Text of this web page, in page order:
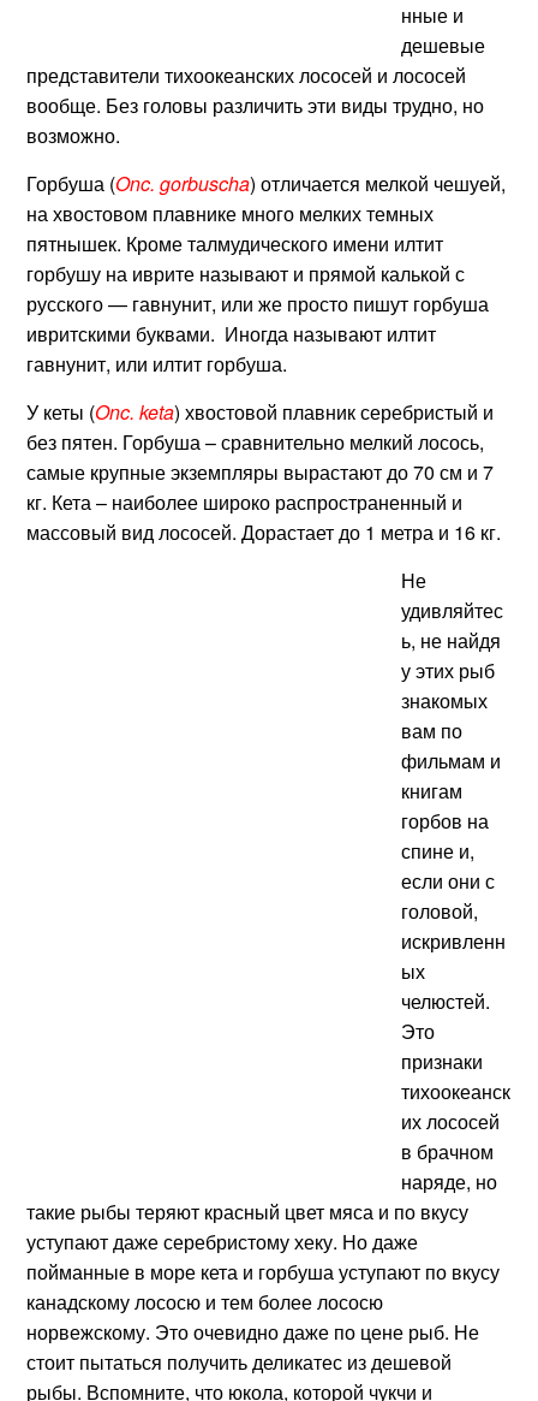
нные и
дешевые
представители тихоокеанских лососей и лососей
вообще. Без головы различить эти виды трудно, но
возможно.
Горбуша (Onc. gorbuscha) отличается мелкой чешуей,
на хвостовом плавнике много мелких темных
пятнышек. Кроме талмудического имени илтит
горбушу на иврите называют и прямой калькой с
русского — гавнунит, или же просто пишут горбуша
ивритскими буквами. Иногда называют илтит
гавнунит, или илтит горбуша.
У кеты (Onc. keta) хвостовой плавник серебристый и
без пятен. Горбуша – сравнительно мелкий лосось,
самые крупные экземпляры вырастают до 70 см и 7
кг. Кета – наиболее широко распространенный и
массовый вид лососей. Дорастает до 1 метра и 16 кг.
Не
удивляйтес
ь, не найдя
у этих рыб
знакомых
вам по
фильмам и
книгам
горбов на
спине и,
если они с
головой,
искривленн
ых
челюстей.
Это
признаки
тихоокеанск
их лососей
в брачном
наряде, но
такие рыбы теряют красный цвет мяса и по вкусу
уступают даже серебристому хеку. Но даже
пойманные в море кета и горбуша уступают по вкусу
канадскому лососю и тем более лососю
норвежскому. Это очевидно даже по цене рыб. Не
стоит пытаться получить деликатес из дешевой
рыбы. Вспомните, что юкола, которой чукчи и